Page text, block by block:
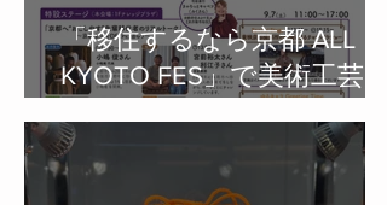
「移住するなら京都 ALL
KYOTO FES」で美術工芸大
ジオラマのランドマーク模
型を制作していただきまし